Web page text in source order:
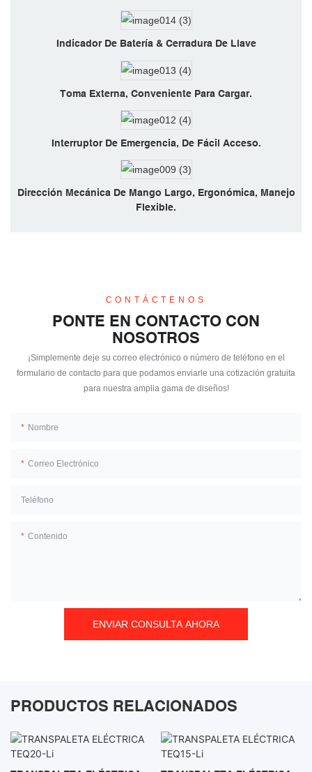
Indicador De Batería & Cerradura De Llave
Toma Externa, Conveniente Para Cargar.
Interruptor De Emergencia, De Fácil Acceso.
Dirección Mecánica De Mango Largo, Ergonómica, Manejo
Flexible.
CONTÁCTENOS
PONTE EN CONTACTO CON
NOSOTROS
¡Simplemente deje su correo electrónico o número de teléfono en el
formulario de contacto para que podamos enviarle una cotización gratuita
para nuestra amplia gama de diseños!
Nombre
Correo Electrónico
Teléfono
Contenido
ENVIAR CONSULTA AHORA
PRODUCTOS RELACIONADOS